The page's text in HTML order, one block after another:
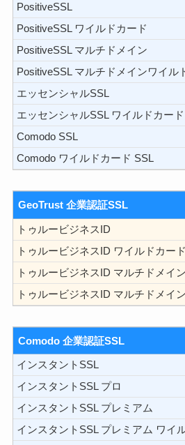
PositiveSSL
PositiveSSL ワイルドカード
PositiveSSL マルチドメイン
PositiveSSL マルチドメインワイル
エッセンシャルSSL
エッセンシャルSSL ワイルドカード
Comodo SSL
Comodo ワイルドカード SSL
GeoTrust 企業認証SSL
トゥルービジネスID
トゥルービジネスID ワイルドカード
トゥルービジネスID マルチドメイン
トゥルービジネスID マルチドメイ
Comodo 企業認証SSL
インスタントSSL
インスタントSSL プロ
インスタントSSL プレミアム
インスタントSSL プレミアム ワイ